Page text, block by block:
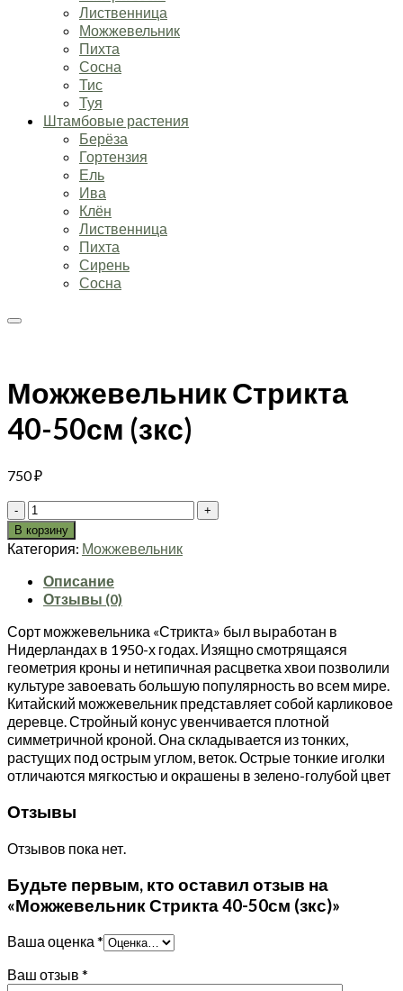
Лиственница
Можжевельник
Пихта
Сосна
Тис
Туя
Штамбовые растения
Берёза
Гортензия
Ель
Ива
Клён
Лиственница
Пихта
Сирень
Сосна
Можжевельник Стрикта
40-50см (зкс)
750₽
Количество
товара
Можжевельник
Стрикта
40-
50см
В корзину
Категория: Можжевельник
Описание
Отзывы (0)
Сорт можжевельника «Стрикта» был выработан в
Нидерландах в 1950-х годах. Изящно смотрящаяся
геометрия кроны и нетипичная расцветка хвои позволили
культуре завоевать большую популярность во всем мире.
Китайский можжевельник представляет собой карликовое
деревце. Стройный конус увенчивается плотной
симметричной кроной. Она складывается из тонких,
растущих под острым углом, веток. Острые тонкие иголки
отличаются мягкостью и окрашены в зелено-голубой цвет
Отзывы
Отзывов пока нет.
Будьте первым, кто оставил отзыв на
«Можжевельник Стрикта 40-50см (зкс)»
Ваша оценка *
Ваш отзыв *